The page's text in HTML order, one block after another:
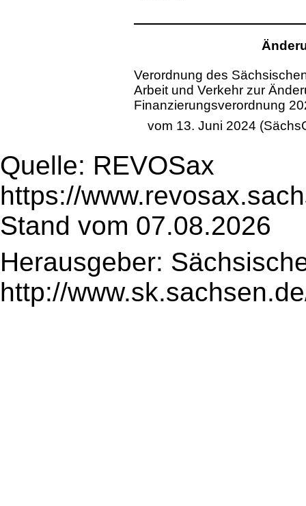
Verordnung des
Arbeit und Verkehr zur
Finanzierungsverordnung
vom 13. Juni 2024
Quelle: REVOSax
https://
Stand vom 07.08.2026
Herausgeber:
http://